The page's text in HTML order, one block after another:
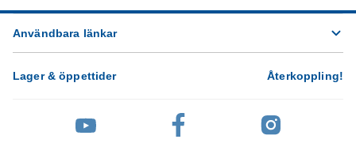
Användbara länkar
Lager & öppettider Återkoppling!